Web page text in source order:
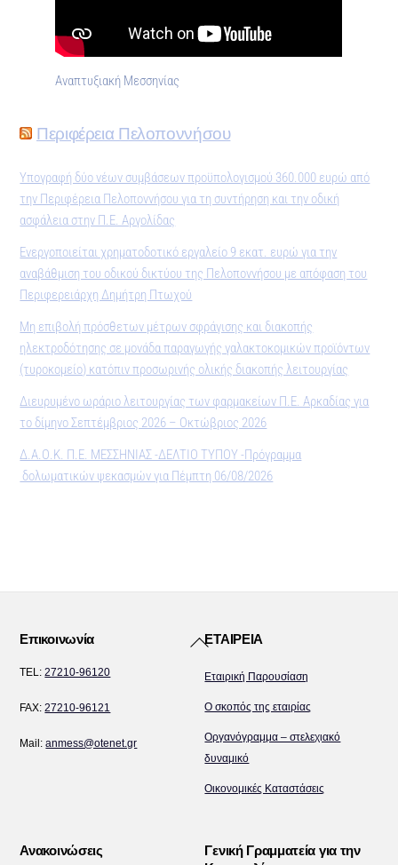
Αναπτυξιακή Μεσσηνίας
Περιφέρεια Πελοποννήσου
Υπογραφή δύο νέων συμβάσεων προϋπολογισμού 360.000 ευρώ από
την Περιφέρεια Πελοποννήσου για τη συντήρηση και την οδική
ασφάλεια στην Π.Ε. Αργολίδας
Ενεργοποιείται χρηματοδοτικό εργαλείο 9 εκατ. ευρώ για την
αναβάθμιση του οδικού δικτύου της Πελοποννήσου με απόφαση του
Περιφερειάρχη Δημήτρη Πτωχού
Μη επιβολή πρόσθετων μέτρων σφράγισης και διακοπής
ηλεκτροδότησης σε μονάδα παραγωγής γαλακτοκομικών προϊόντων
(τυροκομείο) κατόπιν προσωρινής ολικής διακοπής λειτουργίας
Διευρυμένο ωράριο λειτουργίας των φαρμακείων Π.Ε. Αρκαδίας για
το δίμηνο Σεπτέμβριος 2026 – Οκτώβριος 2026
Δ.Α.Ο.Κ. Π.Ε. ΜΕΣΣΗΝΙΑΣ -ΔΕΛΤΙΟ ΤΥΠΟΥ -Πρόγραμμα
δολωματικών ψεκασμών για Πέμπτη 06/08/2026
Back
Top
Επικοινωνία
TEL:27210-96120
FAX:27210-96121
Mail:anmess@otenet.gr
ΕΤΑΙΡΕΙΑ
Εταιρική Παρουσίαση
Ο σκοπός της εταιρίας
Οργανόγραμμα – στελεχιακό
δυναμικό
Οικονομικές Καταστάσεις
Ανακοινώσεις
Γενική Γραμματεία για την